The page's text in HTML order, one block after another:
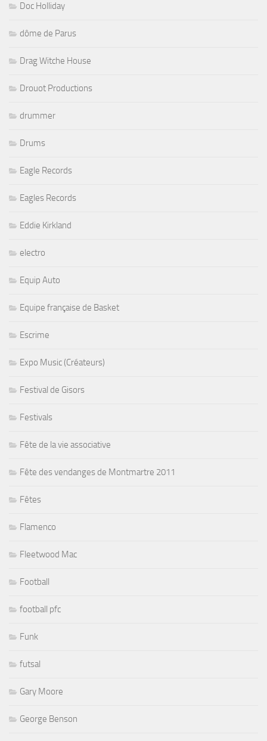
Doc Holliday
dôme de Parus
Drag Witche House
Drouot Productions
drummer
Drums
Eagle Records
Eagles Records
Eddie Kirkland
electro
Equip Auto
Equipe française de Basket
Escrime
Expo Music (Créateurs)
Festival de Gisors
Festivals
Fête de la vie associative
Fête des vendanges de Montmartre 2011
Fêtes
Flamenco
Fleetwood Mac
Football
football pfc
Funk
futsal
Gary Moore
George Benson